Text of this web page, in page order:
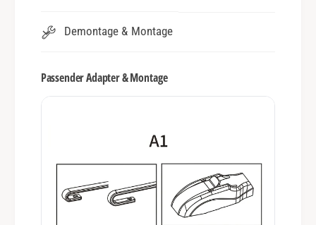
Demontage & Montage
Passender Adapter & Montage